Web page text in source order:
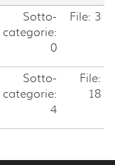
Sotto-
categorie:
0
File: 3
Sotto-
categorie:
4
File:
18